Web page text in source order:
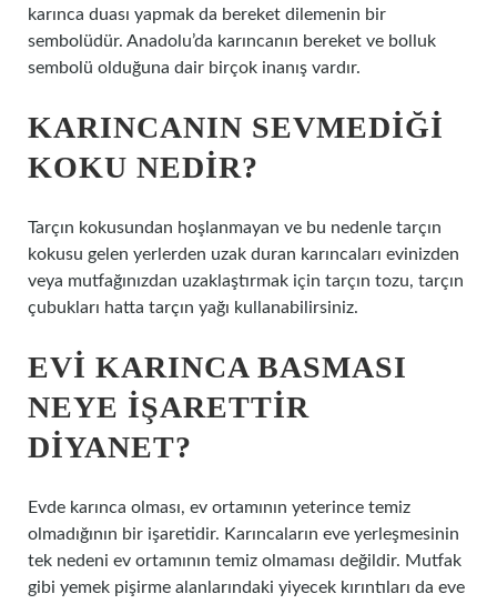
karınca duası yapmak da bereket dilemenin bir
sembolüdür. Anadolu’da karıncanın bereket ve bolluk
sembolü olduğuna dair birçok inanış vardır.
KARINCANIN SEVMEDIĞI
KOKU NEDIR?
Tarçın kokusundan hoşlanmayan ve bu nedenle tarçın
kokusu gelen yerlerden uzak duran karıncaları evinizden
veya mutfağınızdan uzaklaştırmak için tarçın tozu, tarçın
çubukları hatta tarçın yağı kullanabilirsiniz.
EVI KARINCA BASMASI
NEYE IŞARETTIR
DIYANET?
Evde karınca olması, ev ortamının yeterince temiz
olmadığının bir işaretidir. Karıncaların eve yerleşmesinin
tek nedeni ev ortamının temiz olmaması değildir. Mutfak
gibi yemek pişirme alanlarındaki yiyecek kırıntıları da eve